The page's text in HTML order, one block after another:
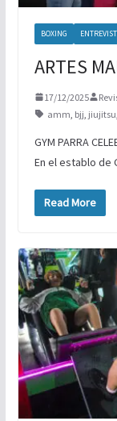
BOXING
ARTES
17/12/2025
amm bjj jiujitsu
GYM PARRA
En el establo de
Read More